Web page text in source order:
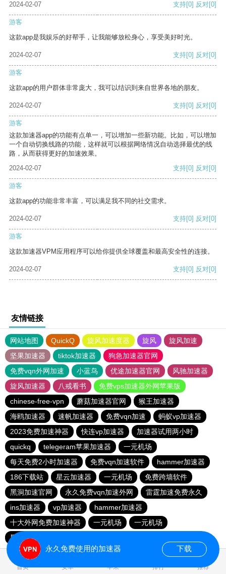
2024-02-07
支持[0] 反对[0]
游客
这款app是我娱乐的好帮手，让我能够放松身心，享受美好时光。
2024-02-07 支持[0] 反对[0]
游客
这款app的用户群体非常庞大，我可以结识到来自世界各地的朋友。
2024-02-07 支持[0] 反对[0]
游客
这款加速器app的功能有点单一，可以增加一些新功能。比如，可以增加
一个自动切换线路的功能，这样就可以根据网络情况自动选择最优的线
路，从而获得更好的加速效果。
2024-02-07
支持[0] 反对[0]
游客
这款app的功能非常丰富，可以满足我不同的社交需求。
2024-02-07 支持[0] 反对[0]
游客
这款加速器VPM应用程序可以给你提供全球覆盖和最高安全性的连接。
2024-02-07 支持[0] 反对[0]
友情链接
网站地图 QuickQ 旋风加速度器 旋风
旋风加速
坚果加速器
tiktok加速器
狗急加速器官网
免费vqn外网加速
小蓝鸟 优途加速器官网
风驰加速器
旋风加速器
八戒看书
免费vps加速器外网苹果版
chinese-free-vpn
蘑菇加速器官网
猴王加速器
海鸥加速器
速帆加速器 免费vqn加速
蚂蚁vp加速器
2023免费加速神器
快连vp加速器
加速器试用两小时
quickq
telegeram苹果加速器
一元机场
每天免费2小时加速器
免费vqn加速软件
hammer加速器
186下载站
星云加速器 一元机场
免费跨墙软件
黑洞加速官网
永久免费vqn加速外网
雷霆加速免费永久
ins加速器
vp加速器
hammer加速器
十大外网免费加速神器
一元机场
一元机场
黑洞加速官网
首页 安卓 苹果 排行 推荐
永久免费使用的加速器 下载
1.750709s